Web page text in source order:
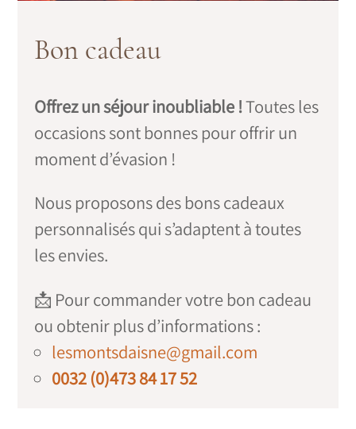
Bon cadeau
Offrez un séjour inoubliable !Toutes les
occasions sont bonnes pour offrir un
moment d’évasion !
Nous proposons des bons cadeaux
personnalisés qui s’adaptent à toutes
les envies.
📩 Pour commander votre bon cadeau
ou obtenir plus d’informations :
lesmontsdaisne@gmail.com
0032 (0)473 84 17 52